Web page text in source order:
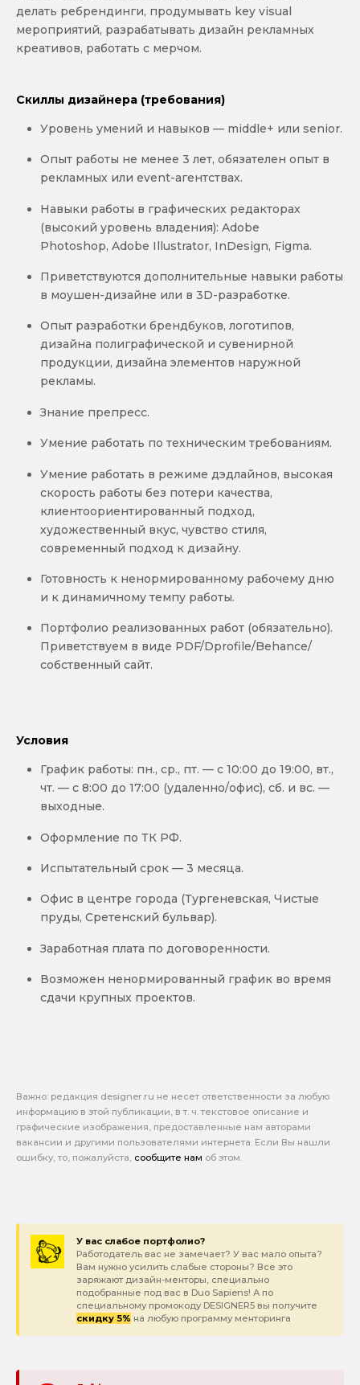
делать ребрендинги, продумывать key visual
мероприятий, разрабатывать дизайн рекламных
креативов, работать с мерчом.
Скиллы дизайнера (требования)
Уровень умений и навыков — middle+ или senior.
Опыт работы не менее 3 лет, обязателен опыт в
рекламных или event-агентствах.
Навыки работы в графических редакторах
(высокий уровень владения): Adobe
Photoshop, Adobe Illustrator, InDesign, Figma.
Приветствуются дополнительные навыки работы
в моушен-дизайне или в 3D-разработке.
Опыт разработки брендбуков, логотипов,
дизайна полиграфической и сувенирной
продукции, дизайна элементов наружной
рекламы.
Знание препресс.
Умение работать по техническим требованиям.
Умение работать в режиме дэдлайнов, высокая
скорость работы без потери качества,
клиентоориентированный подход,
художественный вкус‚ чувство стиля‚
современный подход к дизайну.
Готовность к ненормированному рабочему дню
и к динамичному темпу работы.
Портфолио реализованных работ (обязательно).
Приветствуем в виде PDF/Dprofile/Behance/
собственный сайт.
Условия
График работы: пн., ср., пт. — с 10:00 до 19:00, вт.,
чт. — с 8:00 до 17:00 (удаленно/офис), сб. и вс. —
выходные.
Оформление по ТК РФ.
Испытательный срок — 3 месяца.
Офис в центре города (Тургеневская, Чистые
пруды, Сретенский бульвар).
Заработная плата по договоренности.
Возможен ненормированный график во время
сдачи крупных проектов.
Важно: pедакция designer.ru не несет ответственности за любую
информацию в этой публикации, в т. ч. текстовое описание и
графические изображения, предоставленные нам авторами
вакансии и другими пользователями интернета. Если Вы нашли
ошибку, то, пожалуйста, сообщите нам об этом.
У вас слабое портфолио?
Работодатель вас не замечает? У вас мало опыта?
Вам нужно усилить слабые стороны? Все это
заряжают дизайн-менторы, специально
подобранные под вас в Duo Sapiens! А по
специальному промокоду DESIGNER5 вы получите
скидку 5% на любую программу менторинга